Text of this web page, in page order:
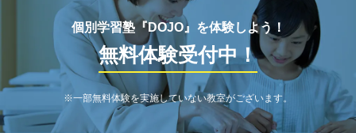
個別学習塾『DOJO』を体験しよう！
無料体験受付中！
※一部無料体験を実施していない教室がございます。